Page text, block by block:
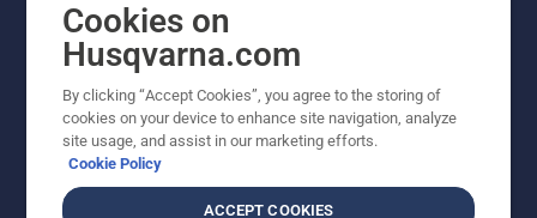
Outros sites Husqvarna
Trabalhe Conosco
Cookies on
Husqvarna.com
By clicking “Accept Cookies”, you agree to the storing of
cookies on your device to enhance site navigation, analyze
site usage, and assist in our marketing efforts.
Cookie Policy
ACCEPT COOKIES